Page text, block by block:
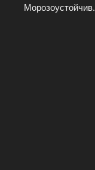
Морозоустойчив.